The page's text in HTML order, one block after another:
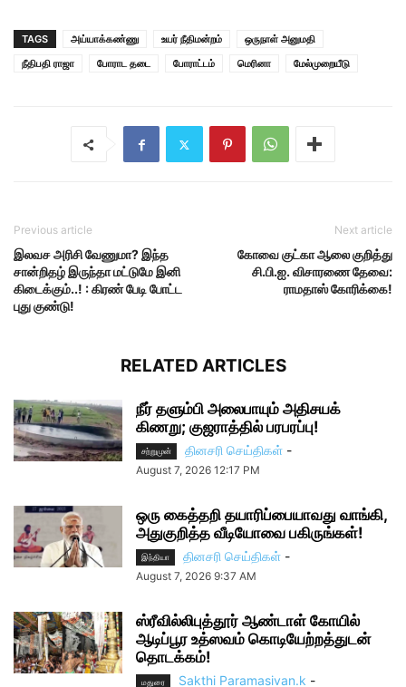
TAGS அய்யாக்கண்ணு உயர் நீதிமன்றம்
ஒருநாள் அனுமதி
நீதிபதி ராஜா
போராட தடை போராட்டம் மெரினா மேல்முறையீடு
Previous article
இலவச அரிசி வேணுமா? இந்த
சான்றிதழ் இருந்தா மட்டுமே இனி
கிடைக்கும்..! : கிரண் பேடி போட்ட
புது குண்டு!
Next article
கோவை குட்கா ஆலை குறித்து
சி.பி.ஐ. விசாரணை தேவை:
ராமதாஸ் கோரிக்கை!
RELATED ARTICLES
நீர் தளும்பி அலைபாயும் அதிசயக்
கிணறு; குஜராத்தில் பரபரப்பு!
சற்றுமுன் தினசரி செய்திகள் -
August 7, 2026 12:17 PM
ஒரு கைத்தறி தயாரிப்பையாவது வாங்கி,
அதுகுறித்த வீடியோவை பகிருங்கள்!
இந்தியா தினசரி செய்திகள் -
August 7, 2026 9:37 AM
ஸ்ரீவில்லிபுத்தூர் ஆண்டாள் கோயில்
ஆடிப்பூர உத்ஸவம் கொடியேற்றத்துடன்
தொடக்கம்!
மதுரை Sakthi Paramasivan.k -